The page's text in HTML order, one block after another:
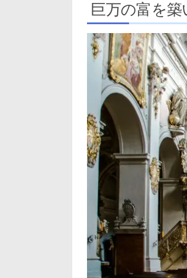
巨万の富を